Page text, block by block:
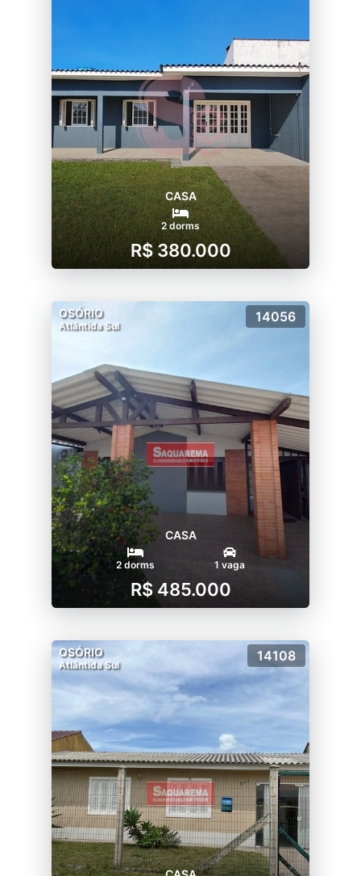
CASA
2 dorms
R$ 380.000
OSÓRIO
Atlântida Sul
14056
CASA
2 dorms 1 vaga
R$ 485.000
OSÓRIO
Atlântida Sul
14108